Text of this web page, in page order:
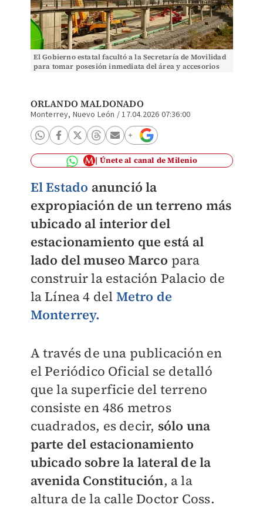
El Gobierno estatal facultó a la Secretaría de Movilidad
para tomar posesión inmediata del área y accesorios
ORLANDO MALDONADO
Monterrey, Nuevo León /17.04.2026 07:36:00
Únete al canal de Milenio
El Estado anunció la
expropiación de un terreno más
ubicado al interior del
estacionamiento que está al
lado del museo Marco para
construir la estación Palacio de
la Línea 4 del Metro de
Monterrey.
A través de una publicación en
el Periódico Oficial se detalló
que la superficie del terreno
consiste en 486 metros
cuadrados, es decir, sólo una
parte del estacionamiento
ubicado sobre la lateral de la
avenida Constitución, a la
altura de la calle Doctor Coss.